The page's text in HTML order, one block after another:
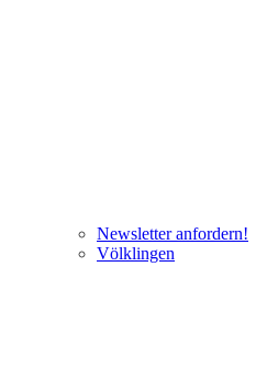
Newsletter anfordern!
Völklingen